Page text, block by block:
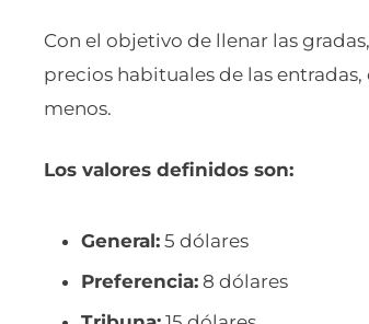
Con el objetivo de llenar las
precios habituales de las
menos.
Los valores definidos son:
General: 5 dólares
Preferencia: 8 dólares